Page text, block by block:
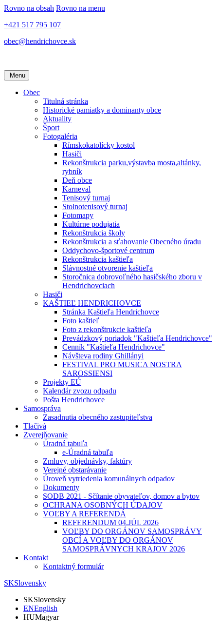
Rovno na obsah Rovno na menu
+421 517 795 107
obec@hendrichovce.sk
Menu
Obec
Titulná stránka
Historické pamiatky a dominanty obce
Aktuality
Šport
Fotogaléria
Rímskokatolícky kostol
Hasiči
Rekonštrukcia parku,výstavba mosta,altánky,
rybník
Deň obce
Karneval
Tenisový turnaj
Stolnotenisový turnaj
Fotomapy
Kultúrne podujatia
Rekonštrukcia školy
Rekonštrukcia a sťahovanie Obecného úradu
Oddychovo-športové centrum
Rekonštrukcia kaštieľa
Slávnostné otvorenie kaštieľa
Storočnica dobrovoľného hasičského zboru v
Hendrichovciach
Hasiči
KAŠTIEĽ HENDRICHOVCE
Stránka Kaštieľa Hendrichovce
Foto kaštieľ
Foto z rekonštrukcie kaštieľa
Prevádzkový poriadok "Kaštieľa Hendrichovce"
Cenník "Kaštieľa Hendrichovce"
Návšteva rodiny Ghillányi
FESTIVAL PRO MUSICA NOSTRA
SAROSSIENSI
Projekty EÚ
Kalendár zvozu odpadu
Pošta Hendrichovce
Samospráva
Zasadnutia obecného zastupiteľstva
Tlačivá
Zverejňovanie
Úradná tabuľa
e-Úradná tabuľa
Zmluvy, objednávky, faktúry
Verejné obstarávanie
Úroveň vytriedenia komunálnych odpadov
Dokumenty
SODB 2021 - Sčítanie obyvateľov, domov a bytov
OCHRANA OSOBNÝCH ÚDAJOV
VOĽBY A REFERENDÁ
REFERENDUM 04.JÚL 2026
VOĽBY DO ORGÁNOV SAMOSPRÁVY
OBCÍ A VOĽBY DO ORGÁNOV
SAMOSPRÁVNYCH KRAJOV 2026
Kontakt
Kontaktný formulár
SKSlovensky
SKSlovensky
ENEnglish
HUMagyar